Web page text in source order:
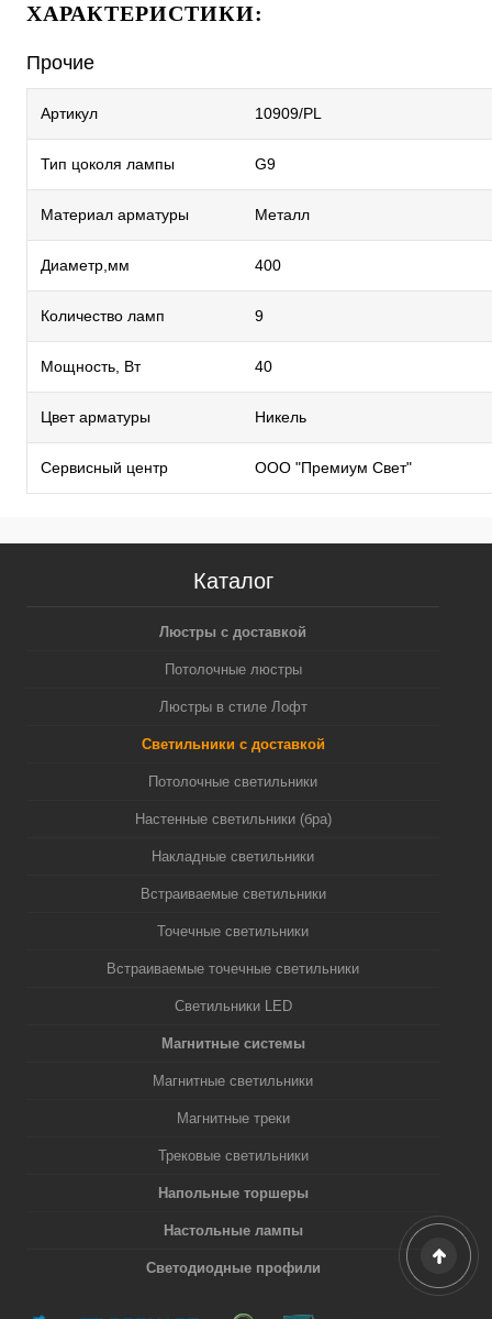
ХАРАКТЕРИСТИКИ:
Прочие
Артикул 10909/PL
Тип цоколя лампы G9
Материал арматуры Металл
Диаметр,мм 400
Количество ламп 9
Мощность, Вт 40
Цвет арматуры Никель
Сервисный центр ООО "Премиум Свет"
Каталог
Люстры с доставкой
Потолочные люстры
Люстры в стиле Лофт
Светильники с доставкой
Потолочные светильники
Настенные светильники (бра)
Накладные светильники
Встраиваемые светильники
Точечные светильники
Встраиваемые точечные светильники
Светильники LED
Магнитные системы
Магнитные светильники
Магнитные треки
Трековые светильники
Напольные торшеры
Настольные лампы
Светодиодные профили